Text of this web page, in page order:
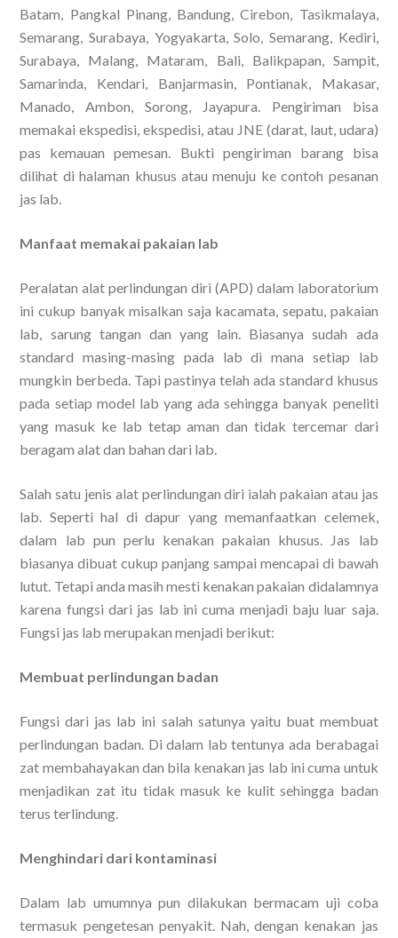
Batam, Pangkal Pinang, Bandung, Cirebon, Tasikmalaya,
Semarang, Surabaya, Yogyakarta, Solo, Semarang, Kediri,
Surabaya, Malang, Mataram, Bali, Balikpapan, Sampit,
Samarinda, Kendari, Banjarmasin, Pontianak, Makasar,
Manado, Ambon, Sorong, Jayapura. Pengiriman bisa
memakai ekspedisi, ekspedisi, atau JNE (darat, laut, udara)
pas kemauan pemesan. Bukti pengiriman barang bisa
dilihat di halaman khusus atau menuju ke contoh pesanan
jas lab.
Manfaat memakai pakaian lab
Peralatan alat perlindungan diri (APD) dalam laboratorium
ini cukup banyak misalkan saja kacamata, sepatu, pakaian
lab, sarung tangan dan yang lain. Biasanya sudah ada
standard masing-masing pada lab di mana setiap lab
mungkin berbeda. Tapi pastinya telah ada standard khusus
pada setiap model lab yang ada sehingga banyak peneliti
yang masuk ke lab tetap aman dan tidak tercemar dari
beragam alat dan bahan dari lab.
Salah satu jenis alat perlindungan diri ialah pakaian atau jas
lab. Seperti hal di dapur yang memanfaatkan celemek,
dalam lab pun perlu kenakan pakaian khusus. Jas lab
biasanya dibuat cukup panjang sampai mencapai di bawah
lutut. Tetapi anda masih mesti kenakan pakaian didalamnya
karena fungsi dari jas lab ini cuma menjadi baju luar saja.
Fungsi jas lab merupakan menjadi berikut:
Membuat perlindungan badan
Fungsi dari jas lab ini salah satunya yaitu buat membuat
perlindungan badan. Di dalam lab tentunya ada berabagai
zat membahayakan dan bila kenakan jas lab ini cuma untuk
menjadikan zat itu tidak masuk ke kulit sehingga badan
terus terlindung.
Menghindari dari kontaminasi
Dalam lab umumnya pun dilakukan bermacam uji coba
termasuk pengetesan penyakit. Nah, dengan kenakan jas